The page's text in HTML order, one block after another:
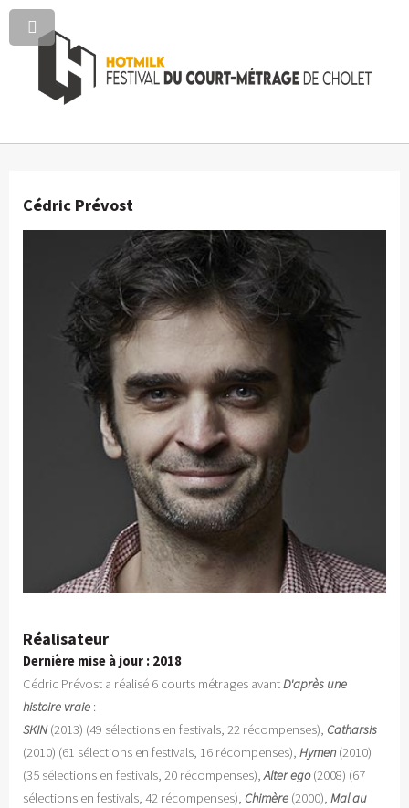
Cédric Prévost
Réalisateur
Dernière mise à jour : 2018
Cédric Prévost a réalisé 6 courts métrages avantD'après une
histoire vraie :
SKIN(2013) (49 sélections en festivals, 22 récompenses), Catharsis
(2010) (61 sélections en festivals, 16 récompenses), Hymen(2010)
(35 sélections en festivals, 20 récompenses),Alter ego(2008) (67
sélections en festivals, 42 récompenses), Chimère (2000), Mal au